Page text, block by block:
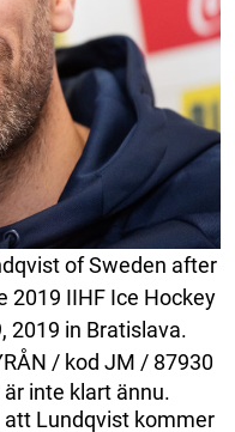
of Sweden after
2019 IIHF Ice Hockey
2019 in Bratislava.
/ kod JM / 87930
inte klart ännu.
Lundqvist kommer